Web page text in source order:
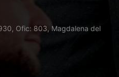
Ofic: 803, Magdalena del